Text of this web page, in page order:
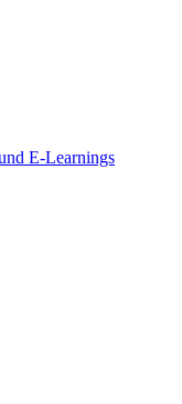
E-Learnings